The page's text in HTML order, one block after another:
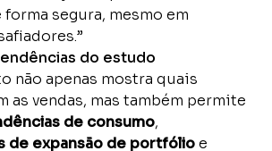
segura, mesmo em
do estudo
não apenas mostra quais
as vendas, mas também permite
de consumo,
de expansão de portfólioe